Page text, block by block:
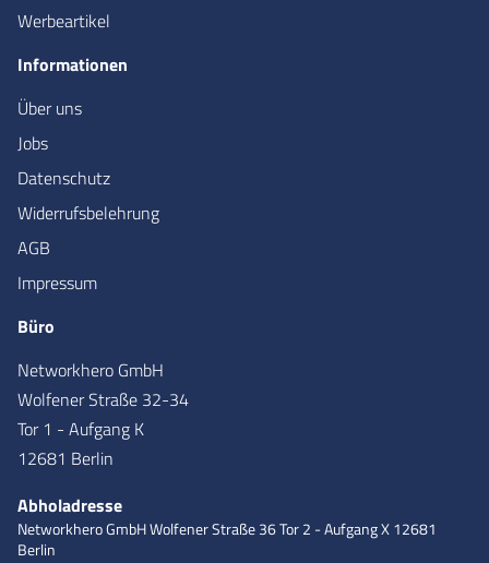
Werbeartikel
Informationen
Über uns
Jobs
Datenschutz
Widerrufsbelehrung
AGB
Impressum
Büro
Networkhero GmbH
Wolfener Straße 32-34
Tor 1 - Aufgang K
12681 Berlin
Abholadresse
Networkhero GmbHWolfener Straße 36Tor 2 - Aufgang X12681
Berlin